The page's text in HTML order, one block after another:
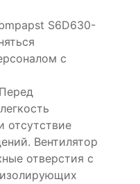
S6D630-
с
отсутствие
Вентилятор
отверстия с